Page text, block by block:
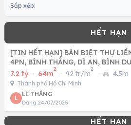
Sắp xếp:
[TIN HẾT HẠN] BÁN BIỆT THỰ
4PN, BÌNH THẮNG, DĨ AN, BÌNH
TỶ.
7.2 tỷ · 64m
2
· 92 tr/m
2
· 4.5m
Thành phố Hồ Chí Minh
L
LÊ THẮNG
Đăng 24/07/2025